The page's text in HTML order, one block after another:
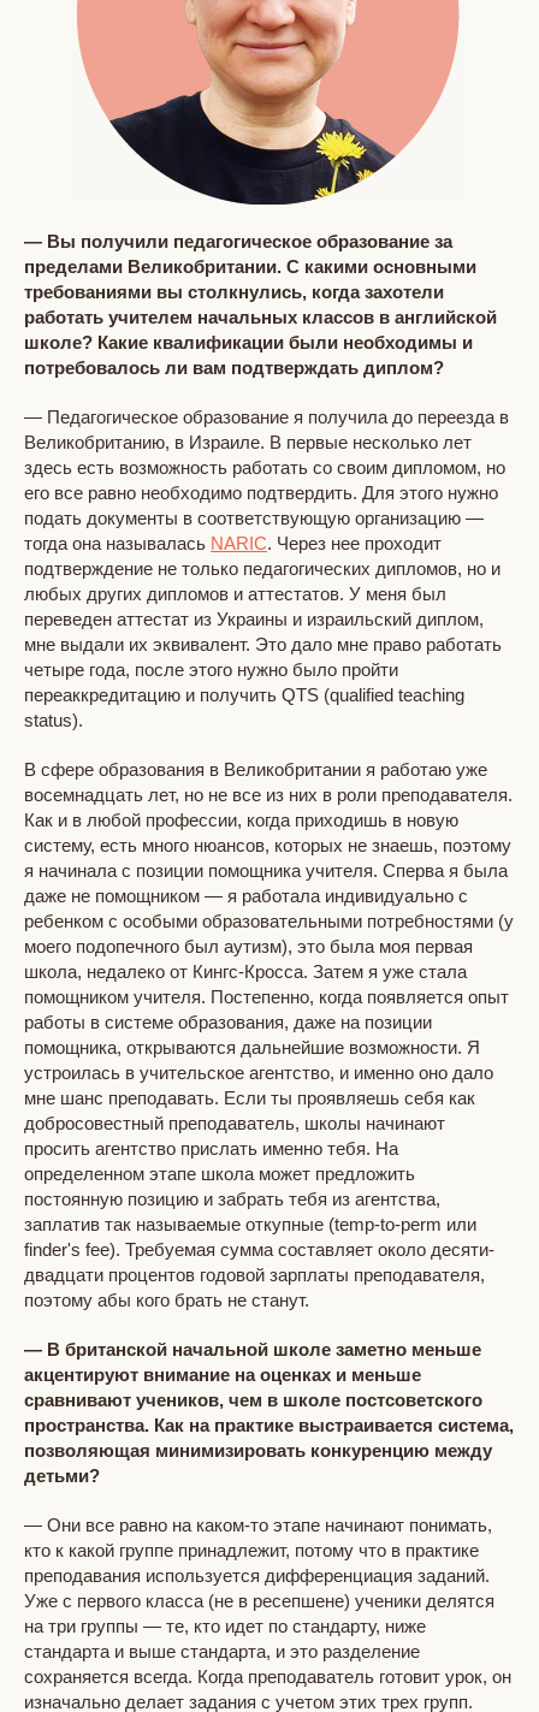
— Вы получили педагогическое образование за
пределами Великобритании. С какими основными
требованиями вы столкнулись, когда захотели
работать учителем начальных классов в английской
школе? Какие квалификации были необходимы и
потребовалось ли вам подтверждать диплом?
— Педагогическое образование я получила до переезда в
Великобританию, в Израиле. В первые несколько лет
здесь есть возможность работать со своим дипломом, но
его все равно необходимо подтвердить. Для этого нужно
подать документы в соответствующую организацию —
тогда она называлась NARIC. Через нее проходит
подтверждение не только педагогических дипломов, но и
любых других дипломов и аттестатов. У меня был
переведен аттестат из Украины и израильский диплом,
мне выдали их эквивалент. Это дало мне право работать
четыре года, после этого нужно было пройти
переаккредитацию и получить QTS (qualified teaching
status).
В сфере образования в Великобритании я работаю уже
восемнадцать лет, но не все из них в роли преподавателя.
Как и в любой профессии, когда приходишь в новую
систему, есть много нюансов, которых не знаешь, поэтому
я начинала с позиции помощника учителя. Сперва я была
даже не помощником — я работала индивидуально с
ребенком с особыми образовательными потребностями (у
моего подопечного был аутизм), это была моя первая
школа, недалеко от Кингс-Кросса. Затем я уже стала
помощником учителя. Постепенно, когда появляется опыт
работы в системе образования, даже на позиции
помощника, открываются дальнейшие возможности. Я
устроилась в учительское агентство, и именно оно дало
мне шанс преподавать. Если ты проявляешь себя как
добросовестный преподаватель, школы начинают
просить агентство прислать именно тебя. На
определенном этапе школа может предложить
постоянную позицию и забрать тебя из агентства,
заплатив так называемые откупные (temp-to-perm или
finder's fee). Требуемая сумма составляет около десяти-
двадцати процентов годовой зарплаты преподавателя,
поэтому абы кого брать не станут.
— В британской начальной школе заметно меньше
акцентируют внимание на оценках и меньше
сравнивают учеников, чем в школе постсоветского
пространства. Как на практике выстраивается система,
позволяющая минимизировать конкуренцию между
детьми?
— Они все равно на каком-то этапе начинают понимать,
кто к какой группе принадлежит, потому что в практике
преподавания используется дифференциация заданий.
Уже с первого класса (не в ресепшене) ученики делятся
на три группы — те, кто идет по стандарту, ниже
стандарта и выше стандарта, и это разделение
сохраняется всегда. Когда преподаватель готовит урок, он
изначально делает задания с учетом этих трех групп.